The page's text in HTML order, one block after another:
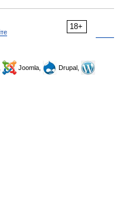
18+
Joomla,
Drupal,